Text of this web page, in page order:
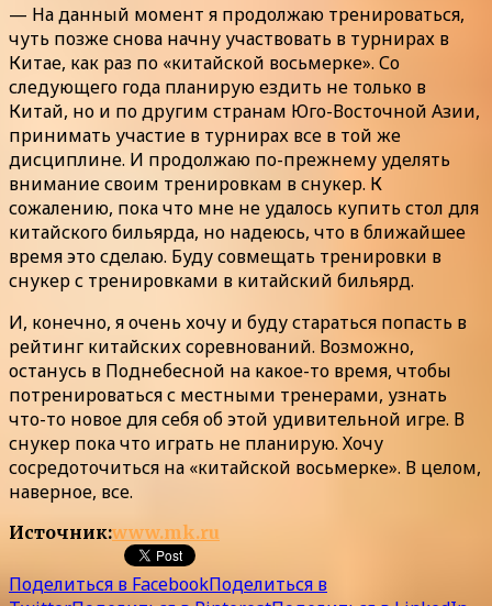
— На данный момент я продолжаю тренироваться,
чуть позже снова начну участвовать в турнирах в
Китае, как раз по «китайской восьмерке». Со
следующего года планирую ездить не только в
Китай, но и по другим странам Юго-Восточной Азии,
принимать участие в турнирах все в той же
дисциплине. И продолжаю по-прежнему уделять
внимание своим тренировкам в снукер. К
сожалению, пока что мне не удалось купить стол для
китайского бильярда, но надеюсь, что в ближайшее
время это сделаю. Буду совмещать тренировки в
снукер с тренировками в китайский бильярд.
И, конечно, я очень хочу и буду стараться попасть в
рейтинг китайских соревнований. Возможно,
останусь в Поднебесной на какое-то время, чтобы
потренироваться с местными тренерами, узнать
что-то новое для себя об этой удивительной игре. В
снукер пока что играть не планирую. Хочу
сосредоточиться на «китайской восьмерке». В целом,
наверное, все.
Источник:www.mk.ru
Поделиться в FacebookПоделиться в